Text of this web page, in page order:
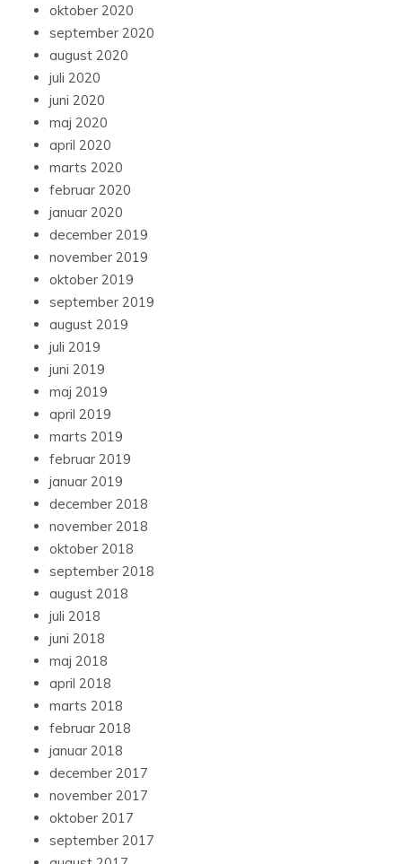
oktober 2020
september 2020
august 2020
juli 2020
juni 2020
maj 2020
april 2020
marts 2020
februar 2020
januar 2020
december 2019
november 2019
oktober 2019
september 2019
august 2019
juli 2019
juni 2019
maj 2019
april 2019
marts 2019
februar 2019
januar 2019
december 2018
november 2018
oktober 2018
september 2018
august 2018
juli 2018
juni 2018
maj 2018
april 2018
marts 2018
februar 2018
januar 2018
december 2017
november 2017
oktober 2017
september 2017